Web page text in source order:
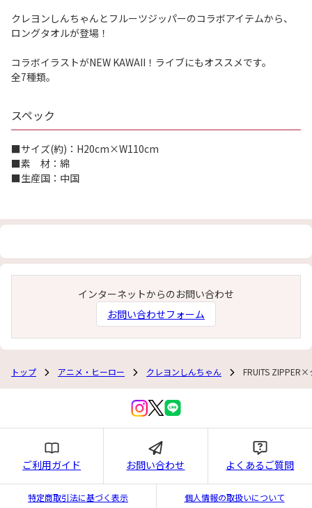
クレヨンしんちゃんとフルーツジッパーのコラボアイテムから、
ロングタオルが登場！
コラボイラストがNEW KAWAII！ライブにもオススメです。
全7種類。
スペック
■サイズ(約)：H20cm×W110cm
■素 材：綿
■生産国：中国
インターネットからのお問い合わせ
お問い合わせフォーム
トップ アニメ・ヒーロー クレヨンしんちゃん FRUITS
ご利用ガイド お問い合わせ よくあるご質問
特定商取引法に基づく表示 個人情報の取扱いについて